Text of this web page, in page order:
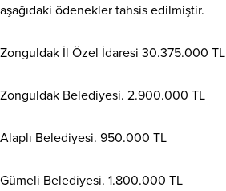
aşağıdaki ödenekler tahsis edilmiştir.
Zonguldak İl Özel İdaresi 30.375.000 TL
Zonguldak Belediyesi. 2.900.000 TL
Alaplı Belediyesi. 950.000 TL
Gümeli Belediyesi. 1.800.000 TL